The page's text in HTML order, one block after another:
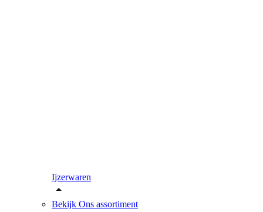
Ijzerwaren
Bekijk Ons assortiment